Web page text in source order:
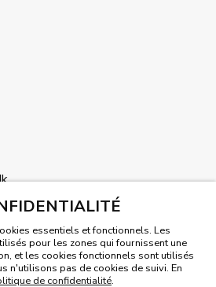
essentiels et fonctionnels. Les
pour les zones qui fournissent une
et les cookies fonctionnels sont utilisés
n'utilisons pas de cookies de suivi. En
de confidentialité.